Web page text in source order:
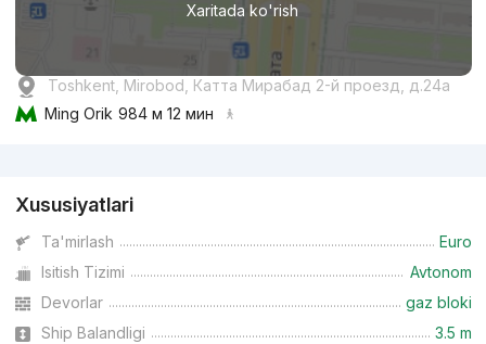
Xaritada ko'rish
Toshkent, Mirobod, Катта Мирабад 2-й проезд, д.24a
Ming Orik 984 м 12 мин
Xususiyatlari
Ta'mirlash
Euro
Isitish Tizimi
Avtonom
Devorlar
gaz bloki
Ship Balandligi
3.5 m